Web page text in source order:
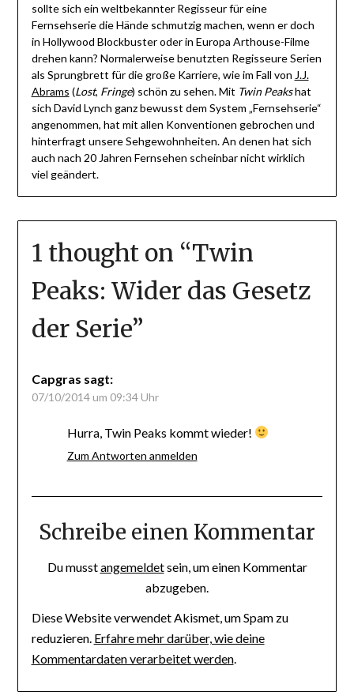
sollte sich ein weltbekannter Regisseur für eine
Fernsehserie die Hände schmutzig machen, wenn er doch
in Hollywood Blockbuster oder in Europa Arthouse-Filme
drehen kann? Normalerweise benutzten Regisseure Serien
als Sprungbrett für die große Karriere, wie im Fall von J.J.
Abrams (Lost, Fringe) schön zu sehen. Mit Twin Peakshat
sich David Lynch ganz bewusst dem System „Fernsehserie“
angenommen, hat mit allen Konventionen gebrochen und
hinterfragt unsere Sehgewohnheiten. An denen hat sich
auch nach 20 Jahren Fernsehen scheinbar nicht wirklich
viel geändert.
1 thought on “Twin
Peaks: Wider das Gesetz
der Serie”
Capgras sagt:
07/10/2014 um 09:34 Uhr
Hurra, Twin Peaks kommt wieder!
Zum Antworten anmelden
Schreibe einen Kommentar
Du musstangemeldetsein, um einen Kommentar
abzugeben.
Diese Website verwendet Akismet, um Spam zu
reduzieren. Erfahre mehr darüber, wie deine
Kommentardaten verarbeitet werden.